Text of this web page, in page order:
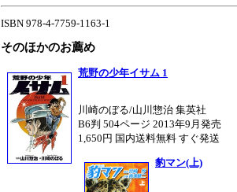
ISBN 978-4-7759-1163-1
そのほかのお薦め
荒野の少年イサム 1
川崎のぼる/山川惣治 集英社
B6判 504ページ 2013年9月発売
1,650円 国内送料無料 すぐ発送
豹マン(上)